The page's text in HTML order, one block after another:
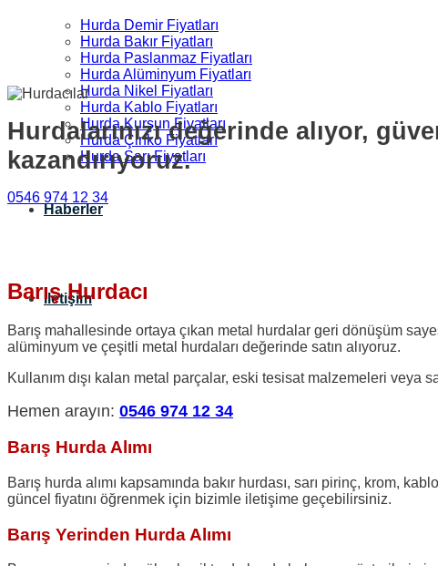
Hurda Demir Fiyatları
Hurda Bakır Fiyatları
Hurda Paslanmaz Fiyatları
Hurda Alüminyum Fiyatları
Hurda Nikel Fiyatları
Hurda Kablo Fiyatları
Hurda Kurşun Fiyatları
Hurda Çinko Fiyatları
Hurda Sarı Fiyatları
Haberler
İletişim
Hurdalarınızı değerinde alıyor,
kazandırıyoruz.
0546 974 12 34
Barış Hurdacı
Barış mahallesinde ortaya çıkan metal hurdalar geri dönüşüm
alüminyum ve çeşitli metal hurdaları değerinde satın alıyoruz.
Kullanım dışı kalan metal parçalar, eski tesisat malzemeleri veya
Hemen arayın: 0546 974 12 34
Barış Hurda Alımı
Barış hurda alımı kapsamında bakır hurdası, sarı pirinç, krom,
güncel fiyatını öğrenmek için bizimle iletişime geçebilirsiniz.
Barış Yerinden Hurda Alımı